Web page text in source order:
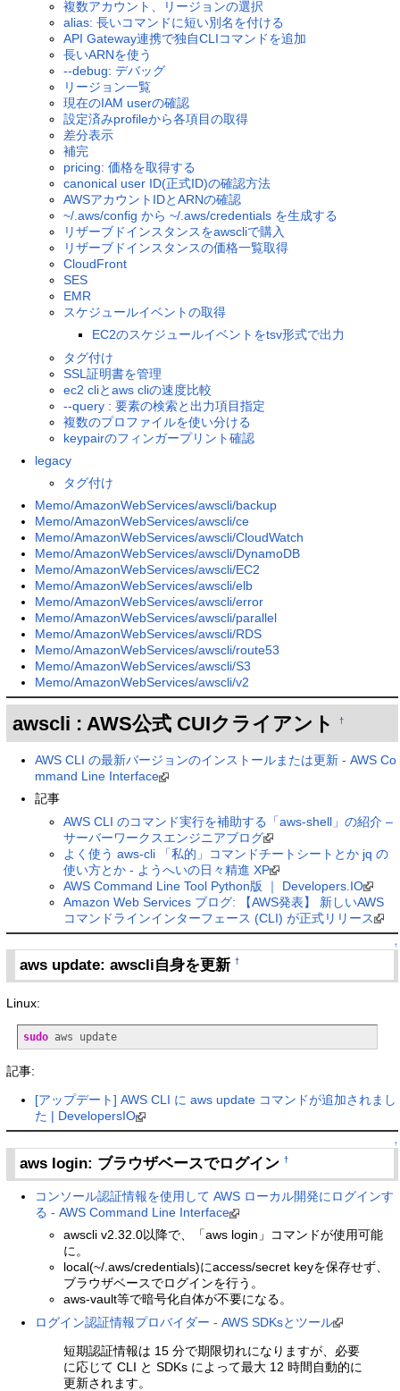
複数アカウント、リージョンの選択
alias: 長いコマンドに短い別名を付ける
API Gateway連携で独自CLIコマンドを追加
長いARNを使う
--debug: デバッグ
リージョン一覧
現在のIAM userの確認
設定済みprofileから各項目の取得
差分表示
補完
pricing: 価格を取得する
canonical user ID(正式ID)の確認方法
AWSアカウントIDとARNの確認
~/.aws/config から ~/.aws/credentials を生成する
リザーブドインスタンスをawscliで購入
リザーブドインスタンスの価格一覧取得
CloudFront
SES
EMR
スケジュールイベントの取得
EC2のスケジュールイベントをtsv形式で出力
タグ付け
SSL証明書を管理
ec2 cliとaws cliの速度比較
--query : 要素の検索と出力項目指定
複数のプロファイルを使い分ける
keypairのフィンガープリント確認
legacy
タグ付け
Memo/AmazonWebServices/awscli/backup
Memo/AmazonWebServices/awscli/ce
Memo/AmazonWebServices/awscli/CloudWatch
Memo/AmazonWebServices/awscli/DynamoDB
Memo/AmazonWebServices/awscli/EC2
Memo/AmazonWebServices/awscli/elb
Memo/AmazonWebServices/awscli/error
Memo/AmazonWebServices/awscli/parallel
Memo/AmazonWebServices/awscli/RDS
Memo/AmazonWebServices/awscli/route53
Memo/AmazonWebServices/awscli/S3
Memo/AmazonWebServices/awscli/v2
awscli : AWS公式 CUIクライアント †
AWS CLI の最新バージョンのインストールまたは更新 - AWS Co
mmand Line Interface
記事
AWS CLI のコマンド実行を補助する「aws-shell」の紹介 –
サーバーワークスエンジニアブログ
よく使う aws-cli 「私的」コマンドチートシートとか jq の
使い方とか - ようへいの日々精進 XP
AWS Command Line Tool Python版 ｜ Developers.IO
Amazon Web Services ブログ: 【AWS発表】 新しいAWS
コマンドラインインターフェース (CLI) が正式リリース
↑
aws update: awscli自身を更新†
Linux:
sudo aws update
記事:
[アップデート] AWS CLI に aws update コマンドが追加されまし
た | DevelopersIO
↑
aws login: ブラウザベースでログイン†
コンソール認証情報を使用して AWS ローカル開発にログインす
る - AWS Command Line Interface
awscli v2.32.0以降で、「aws login」コマンドが使用可能
に。
local(~/.aws/credentials)にaccess/secret keyを保存せず、
ブラウザベースでログインを行う。
aws-vault等で暗号化自体が不要になる。
ログイン認証情報プロバイダー - AWS SDKsとツール
短期認証情報は 15 分で期限切れになりますが、必要
に応じて CLI と SDKs によって最大 12 時間自動的に
更新されます。